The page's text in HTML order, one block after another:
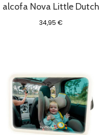
alcofa Nova Little Dutch
34,95 €